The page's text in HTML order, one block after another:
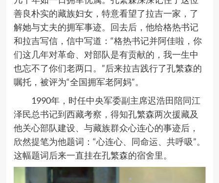
善良朴实的藏族妇女，特意看望了拉吉一家，了
解她与丈夫的拥军事迹。回去后，他给格热书记
和拉吉写信，信中写道： “格热书记并阿佳啦，你
们这几年对革命、对部队是有贡献的，我一生中
也忘不了你们老两口。 ”后来拉吉践行了孔繁森的
嘱托，被评为“全国拥军老阿妈”。
1990年，时任中央军委副主席迟浩田陪同江
泽民总书记到西藏考察，得知孔繁森两次援藏及
他关心部队建设、与藏族群众心连心的事迹后，
欣然提笔为他题词： “心连心、同命运、共呼吸”。
这幅题词后来一直挂在孔繁森的宿舍里。